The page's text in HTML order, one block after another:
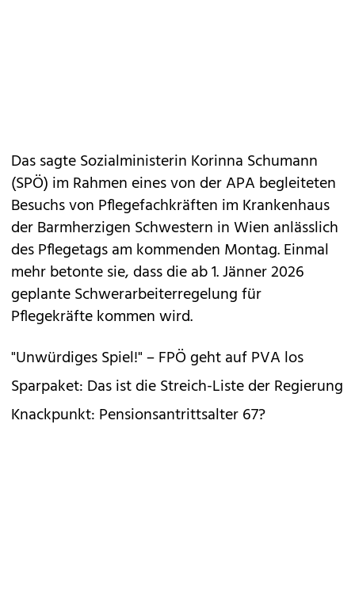
Das sagte Sozialministerin Korinna Schumann
(SPÖ) im Rahmen eines von der APA begleiteten
Besuchs von Pflegefachkräften im Krankenhaus
der Barmherzigen Schwestern in Wien anlässlich
des Pflegetags am kommenden Montag. Einmal
mehr betonte sie, dass die ab 1. Jänner 2026
geplante Schwerarbeiterregelung für
Pflegekräfte kommen wird.
"Unwürdiges Spiel!" – FPÖ geht auf PVA los
Sparpaket: Das ist die Streich-Liste der Regierung
Knackpunkt: Pensionsantrittsalter 67?